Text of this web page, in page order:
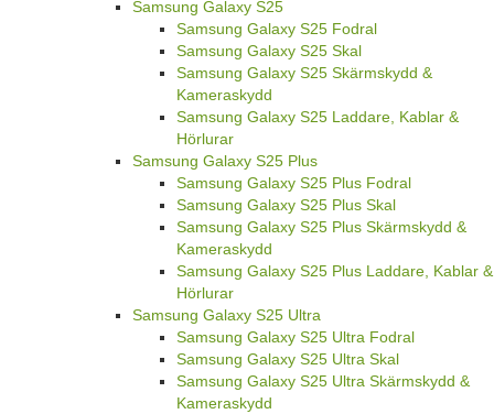
Samsung Galaxy S25
Samsung Galaxy S25 Fodral
Samsung Galaxy S25 Skal
Samsung Galaxy S25 Skärmskydd &
Kameraskydd
Samsung Galaxy S25 Laddare, Kablar &
Hörlurar
Samsung Galaxy S25 Plus
Samsung Galaxy S25 Plus Fodral
Samsung Galaxy S25 Plus Skal
Samsung Galaxy S25 Plus Skärmskydd &
Kameraskydd
Samsung Galaxy S25 Plus Laddare, Kablar &
Hörlurar
Samsung Galaxy S25 Ultra
Samsung Galaxy S25 Ultra Fodral
Samsung Galaxy S25 Ultra Skal
Samsung Galaxy S25 Ultra Skärmskydd &
Kameraskydd